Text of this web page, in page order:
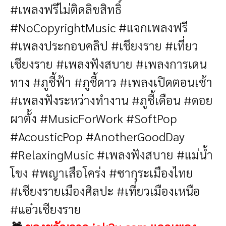
#เพลงฟรีไม่ติดลิขสิทธิ์
#NoCopyrightMusic #แจกเพลงฟรี
#เพลงประกอบคลิป #เชียงราย #เที่ยว
เชียงราย #เพลงฟังสบาย #เพลงการเดน
ทาง #ภูชี้ฟ้า #ภูชี้ดาว #เพลงเปิดตอนเช้า
#เพลงฟังระหว่างทำงาน #ภูชี้เดือน #ดอย
ผาตั้ง #MusicForWork #SoftPop
#AcousticPop #AnotherGoodDay
#RelaxingMusic #เพลงฟังสบาย #แม่น้ำ
โขง #พญาเสือโคร่ง #ซากุระเมืองไทย
#เชียงรายเมืองศิลปะ #เที่ยวเมืองเหนือ
#แอ๋วเชียงราย